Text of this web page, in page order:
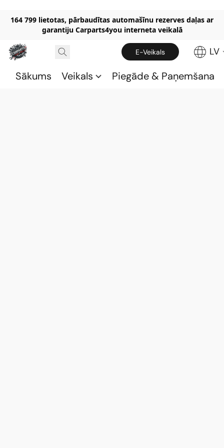
164 799 lietotas, pārbaudītas automašīnu rezerves daļas ar
garantiju Carparts4you interneta veikalā
E-Veikals LV
Sākums Veikals Piegāde & Paņemšana